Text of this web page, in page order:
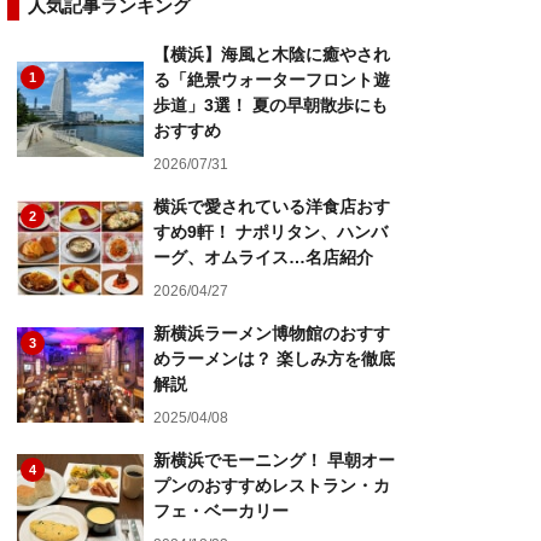
人気記事ランキング
1
【横浜】海風と木陰に癒やされ
る「絶景ウォーターフロント遊
歩道」3選！ 夏の早朝散歩にも
おすすめ
2026/07/31
2
横浜で愛されている洋食店おす
すめ9軒！ ナポリタン、ハンバ
ーグ、オムライス…名店紹介
2026/04/27
3
新横浜ラーメン博物館のおすす
めラーメンは？ 楽しみ方を徹底
解説
2025/04/08
4
新横浜でモーニング！ 早朝オー
プンのおすすめレストラン・カ
フェ・ベーカリー